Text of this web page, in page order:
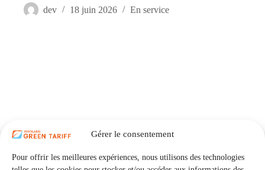
Gérer le consentement
Pour offrir les meilleures expériences, nous utilisons des technologies
dev 18 juin 2026 En service